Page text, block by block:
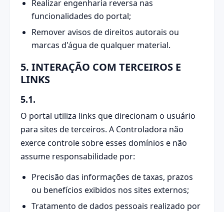
Realizar engenharia reversa nas
funcionalidades do portal;
Remover avisos de direitos autorais ou
marcas d'água de qualquer material.
5. INTERAÇÃO COM TERCEIROS E
LINKS
5.1.
O portal utiliza links que direcionam o usuário
para sites de terceiros. A Controladora não
exerce controle sobre esses domínios e não
assume responsabilidade por:
Precisão das informações de taxas, prazos
ou benefícios exibidos nos sites externos;
Tratamento de dados pessoais realizado por